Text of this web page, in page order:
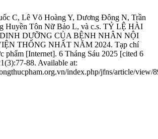
C, Lê Võ Hoàng Y, Dương Đông N, Trần
Huyền Tôn Nữ Bảo L, và c.s. TỶ LỆ HÀI
DƯỠNG CỦA BỆNH NHÂN NỘI
THỐNG NHẤT NĂM 2024. Tạp chí
phẩm [Internet]. 6 Tháng Sáu 2025 [cited 6
88. Available at:
index.php/jfns/article/view/